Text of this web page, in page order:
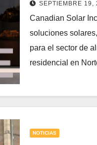
Residencial
SEPTIEMBRE 19,
Canadian Solar
soluciones
para el sector de
residencial en
NOTICIAS